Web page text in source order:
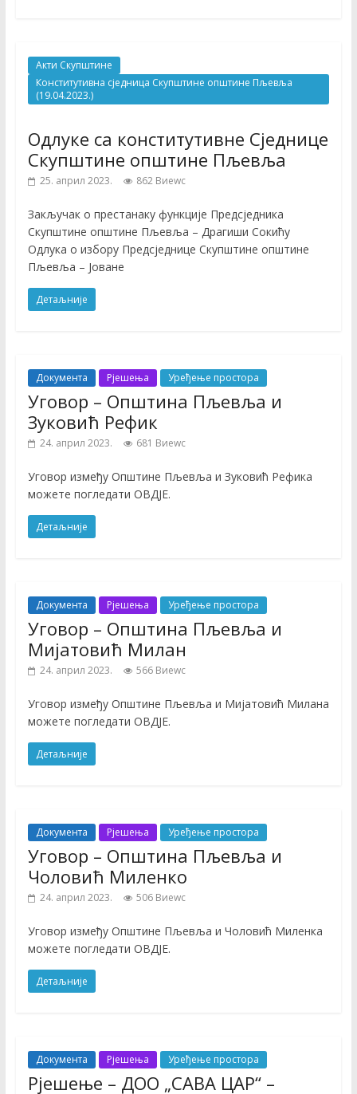
Акти Скупштине
Конститутивна сједница Скупштине општине Пљевља
(19.04.2023.)
Одлуке са конститутивне Сједнице
Скупштине општине Пљевља
25. април 2023. 862 Виеwс
Закључак о престанаку функције Предсједника
Скупштине општине Пљевља – Драгиши Сокићу
Одлука о избору Предсједнице Скупштине општине
Пљевља – Јоване
Детаљније
Документа Рјешења Уређење простора
Уговор – Општина Пљевља и
Зуковић Рефик
24. април 2023. 681 Виеwс
Уговор између Општине Пљевља и Зуковић Рефика
можете погледати ОВДЈЕ.
Детаљније
Документа Рјешења Уређење простора
Уговор – Општина Пљевља и
Мијатовић Милан
24. април 2023. 566 Виеwс
Уговор између Општине Пљевља и Мијатовић Милана
можете погледати ОВДЈЕ.
Детаљније
Документа Рјешења Уређење простора
Уговор – Општина Пљевља и
Чоловић Миленко
24. април 2023. 506 Виеwс
Уговор између Општине Пљевља и Чоловић Миленка
можете погледати ОВДЈЕ.
Детаљније
Документа Рјешења Уређење простора
Рјешење – ДОО „САВА ЦАР“ –